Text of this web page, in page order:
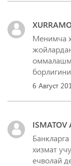
Менимча
6 Август
ISMATOV
хизмат
ечволай